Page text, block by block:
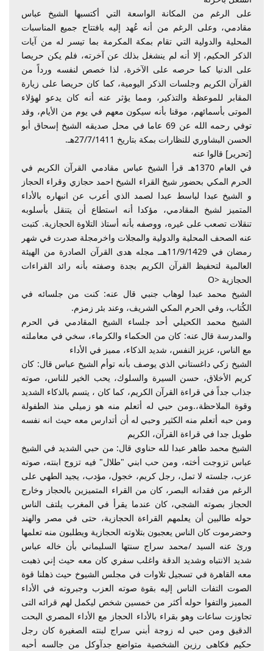
على الرغم من المكانة الواسعة التي أكتسبها الشيخ عباس
مقادمي، وعلى الرغم من أنه عُهد إليه بافتتاح جميع المناسبات
المحلية والدولية التي تقام بمكة المكرمة بما تيسر له من آيات
الذكر الحكيم، إلا أنه لم ينشغل بذلك عن آخرته، فلم يكن حريصا
على الدنيا كما حرصه على الآخرة، لذا خصص لنفسه ورداً من
القرآن الكريم وجلسات الذكر اليومية، كما كان حريصا على زيارة
المقابر للموعظة والتذكير، ومما يؤثر عنه أنه كان يدعو لهؤلاء
الموتى بأسمائهم، موقنا بأنه سيكون معهم في يوم من الأيام، وقد
توفي رحمه الله عن 69 عاما في محل صديقه الشيخ إسحاق أبو
الحسن البشاوري للنظارات بمكة بتاريخ 27/7/1411هـ.
[تحرير] قالوا عنه
في العام 1370هـ قرأ الشيخ عباس مقادمي القرآن الكريم في
الحرم المكي بحضور شيخ القراء الشيخ احمد حجازي وقراء الحجاز
و الشيخ عبدا لباسط عبدا لصمد الذي أعرب عن انبهاره بالأداء
المتميز لشيخ المقادمي، مؤكدا أنه استطاع أن يتنقل بأسلوبه
تنقلات تصعب على غيره، ووصفه بأنه أستاذ التلاوة الحجازية. كتبت
عنه الصحف المحلية والدولية والمجلات واخرمجلة صدرت في شهر
رمضان في 11/9/1429هــ مجله هدى القرآن الصادرة من الهيئة
العالمية لتحفيظ القرآن الكريم بجدة وصفته بأنه رائد القراءات
الحجازية <O
الشيخ محمد عبدا لوهاب جنبي قال عنه: كنت من جلسائه في
الكُتاب، وفي الحرم المكي الشريف، وعند بئر زمزم.
الشيخ محمد الكحيلي أحد جلساء الشيخ المقادمي في الحرم
والمدرسة قال عنه: كان من الحكماء والكرماء، سخي في معاملته
مع الناس، عزيز النفس، شديد الذكاء، مميز في الأداء
الشيخ زكي داغستاني الذي يوصف بأنه توأم الشيخ عباس قال: كان
كريم الأخلاق، حسن السيرة والسلوك، يحب الخير للناس، صوته
جذاب جداً في قراءة القرآن الكريم، كما كان ، يتسم بالذكاء الشديد
وقوة الملاحظة،.ومن حبي له أتعلم منه هو زميلي منذ الطفولة
ومن حبه أتعلم منه الكثير وحبي له أن أتدارس معه حيث انه نفسه
طويل جدا في قراءة القرآن، الكريم
الشيخ محمد طاهر عبدا لله حناوي قال: من حبي الشديد في الشيخ
عباس تزوجت أخته، ومن حب ابني "طلال" فيه تزوج ابنته، صوته
عزب، جلسته لا تمل، رجل كريم، خجول، مؤدب، يجيد الطهي على
الرغم من فقدانه البصر، كان من القراء المتميزين بالحجاز وخارج
الحجاز بصوته الشجي، كان عندما يقرأ في المغرب يلتف الناس
حوله طالبين أن يعلمهم القراءة الحجازية، حتى في مصر والهند
وحضرموت كان الناس يعجبون بتلاوته الحجازية ويطلبون منه تعلمها
ورئ عنه السيد /محمد سراج سنتها السليماني بأن خاله عباس
شديد الانتباه وشديد الدقة واغلب سفري كان معه حيث إني ذهبت
معه القاهرة في تسجيل تلاوات في مجلس الشيوخ حيث ذهلنا قوة
الصوت التفات الناس إليه بقوة صوته العزب وجبروته في الأداء
المميز والتفوا حوله أكثر من خمسين شخص ليكمل لهم قرائه التى
تجاوزت ساعات وهو بقراء بالأداء الحجاز مع الأداء المصري البحت
الدقيق ومن حبي له زوجة أبني سراج لبنته الصغيرة كان رجل
حكيم فكاهى رزين الشخصية متواضع جدآوكل من جالسه أحبه